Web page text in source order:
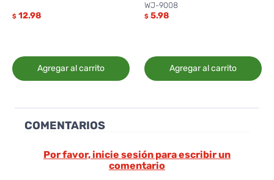
$ 12.98
Agregar al carrito
WJ-9008
$ 5.98
Agregar al carrito
COMENTARIOS
Por favor, inicie sesión para escribir un
comentario